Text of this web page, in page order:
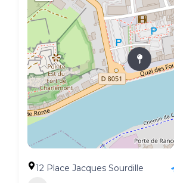
12 Place Jacques Sourdille